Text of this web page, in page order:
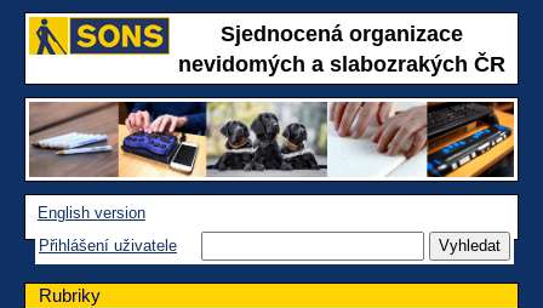
Sjednocená organizace
nevidomých a slabozrakých ČR
English version
Přihlášení uživatele
Rubriky